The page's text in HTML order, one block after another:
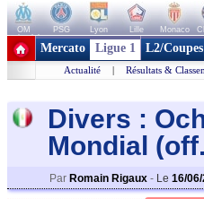
OM PSG Lyon Lille Monaco
+ de clubs
Mercato Ligue 1 L2/Coupes
Actualité | Résultats &
Divers :
Mondial
Par Romain Rigaux - Le 16/